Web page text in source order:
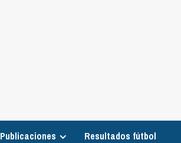
Publicaciones Resultados fútbol